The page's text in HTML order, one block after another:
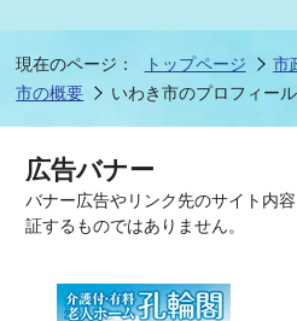
現在のページ： トップページ 市
市の概要
いわき市のプロフィール
広告バナー
バナー広告やリンク先のサイト内
証するものではありません。